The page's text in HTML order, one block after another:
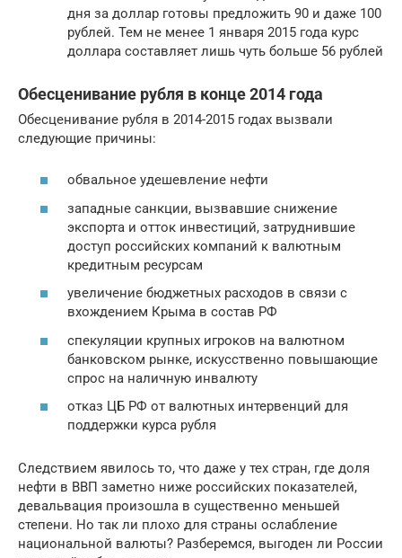
дня за доллар готовы предложить 90 и даже 100
рублей. Тем не менее 1 января 2015 года курс
доллара составляет лишь чуть больше 56 рублей
Обесценивание рубля в конце 2014 года
Обесценивание рубля в 2014-2015 годах вызвали
следующие причины:
обвальное удешевление нефти
западные санкции, вызвавшие снижение
экспорта и отток инвестиций, затруднившие
доступ российских компаний к валютным
кредитным ресурсам
увеличение бюджетных расходов в связи с
вхождением Крыма в состав РФ
спекуляции крупных игроков на валютном
банковском рынке, искусственно повышающие
спрос на наличную инвалюту
отказ ЦБ РФ от валютных интервенций для
поддержки курса рубля
Следствием явилось то, что даже у тех стран, где доля
нефти в ВВП заметно ниже российских показателей,
девальвация произошла в существенно меньшей
степени. Но так ли плохо для страны ослабление
национальной валюты? Разберемся, выгоден ли России